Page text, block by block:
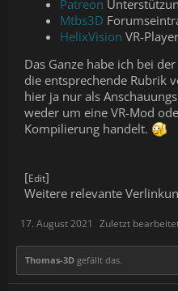
Patreon
Mtbs3D
HelixVision VR-Player
Das Ganze habe ich bei
die entsprechende Rubrik
hier ja nur als
weder um eine VR-Mod
Kompilierung handelt.
[Edit]
Weitere relevante
17. August 2021 Zuletzt
Thomas-3D gefällt das.